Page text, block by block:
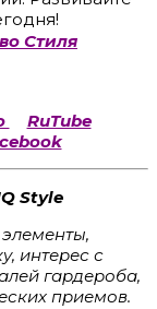
Стиля
RuTube
Style
интерес с
гардероба,
приемов.